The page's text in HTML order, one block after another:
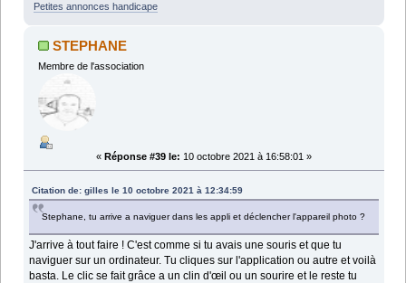
Petites annonces handicape
STEPHANE
Membre de l'association
« Réponse #39 le: 10 octobre 2021 à 16:58:01 »
Citation de: gilles le 10 octobre 2021 à 12:34:59
Stephane, tu arrive a naviguer dans les appli et déclencher l'appareil photo ?
J'arrive à tout faire ! C'est comme si tu avais une souris et que tu
naviguer sur un ordinateur. Tu cliques sur l'application ou autre et voilà
basta. Le clic se fait grâce a un clin d'œil ou un sourire et le reste tu